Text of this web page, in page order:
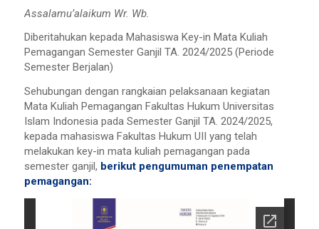
Assalamu’alaikum Wr. Wb.
Diberitahukan kepada Mahasiswa Key-in Mata Kuliah
Pemagangan Semester Ganjil TA. 2024/2025 (Periode
Semester Berjalan)
Sehubungan dengan rangkaian pelaksanaan kegiatan
Mata Kuliah Pemagangan Fakultas Hukum Universitas
Islam Indonesia pada Semester Ganjil TA. 2024/2025,
kepada mahasiswa Fakultas Hukum UII yang telah
melakukan key-in mata kuliah pemagangan pada
semester ganjil, berikut pengumuman penempatan
pemagangan: